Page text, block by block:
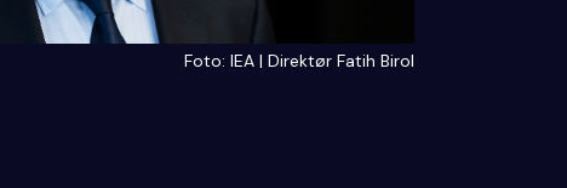
Foto: IEA | Direktør Fatih Birol